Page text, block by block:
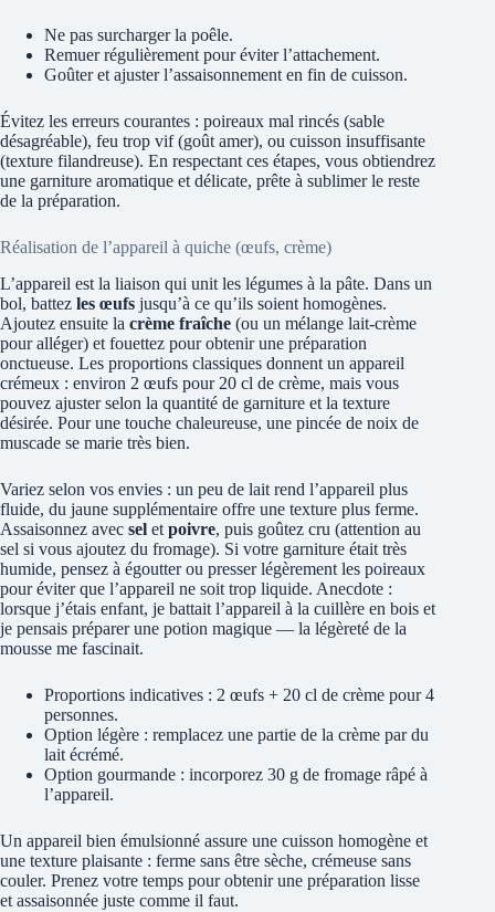
Ne pas surcharger la poêle.
Remuer régulièrement pour éviter l’attachement.
Goûter et ajuster l’assaisonnement en fin de cuisson.
Évitez les erreurs courantes : poireaux mal rincés (sable
désagréable), feu trop vif (goût amer), ou cuisson insuffisante
(texture filandreuse). En respectant ces étapes, vous obtiendrez
une garniture aromatique et délicate, prête à sublimer le reste
de la préparation.
Réalisation de l’appareil à quiche (œufs, crème)
L’appareil est la liaison qui unit les légumes à la pâte. Dans un
bol, battez les œufs jusqu’à ce qu’ils soient homogènes.
Ajoutez ensuite la crème fraîche (ou un mélange lait-crème
pour alléger) et fouettez pour obtenir une préparation
onctueuse. Les proportions classiques donnent un appareil
crémeux : environ 2 œufs pour 20 cl de crème, mais vous
pouvez ajuster selon la quantité de garniture et la texture
désirée. Pour une touche chaleureuse, une pincée de noix de
muscade se marie très bien.
Variez selon vos envies : un peu de lait rend l’appareil plus
fluide, du jaune supplémentaire offre une texture plus ferme.
Assaisonnez avec sel et poivre, puis goûtez cru (attention au
sel si vous ajoutez du fromage). Si votre garniture était très
humide, pensez à égoutter ou presser légèrement les poireaux
pour éviter que l’appareil ne soit trop liquide. Anecdote :
lorsque j’étais enfant, je battait l’appareil à la cuillère en bois et
je pensais préparer une potion magique — la légèreté de la
mousse me fascinait.
Proportions indicatives : 2 œufs + 20 cl de crème pour 4
personnes.
Option légère : remplacez une partie de la crème par du
lait écrémé.
Option gourmande : incorporez 30 g de fromage râpé à
l’appareil.
Un appareil bien émulsionné assure une cuisson homogène et
une texture plaisante : ferme sans être sèche, crémeuse sans
couler. Prenez votre temps pour obtenir une préparation lisse
et assaisonnée juste comme il faut.